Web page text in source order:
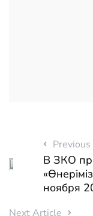
В ЗКО
ноября
Next Article